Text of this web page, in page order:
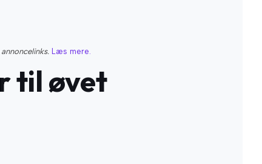
Læs mere.
til øvet